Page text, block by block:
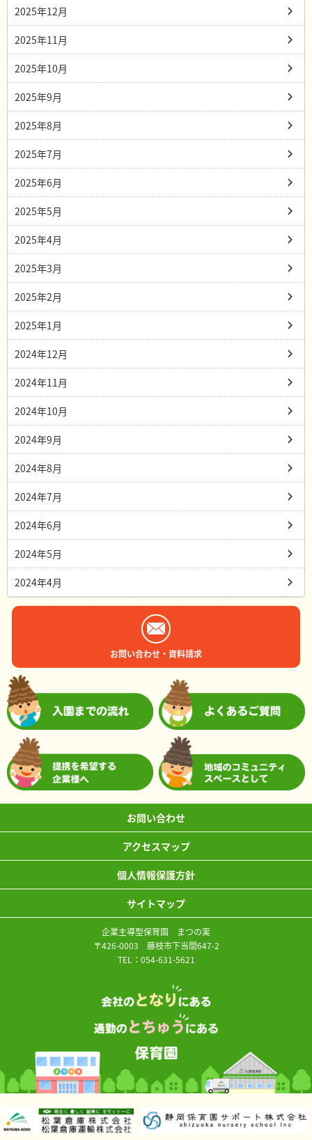
2025年12月
2025年11月
2025年10月
2025年9月
2025年8月
2025年7月
2025年6月
2025年5月
2025年4月
2025年3月
2025年2月
2025年1月
2024年12月
2024年11月
2024年10月
2024年9月
2024年8月
2024年7月
2024年6月
2024年5月
2024年4月
お問い合わせ・資料請求
お問い合わせ
アクセスマップ
個人情報保護方針
サイトマップ
企業主導型保育園 まつの実
〒426-0003 藤枝市下当間647-2
TEL： 054-631-5621